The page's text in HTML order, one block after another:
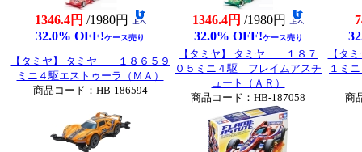
1346.4円 /1980円
32.0% OFF!ケース売り
1346.4円 /1980円
32.0% OFF!ケース売り
【タミヤ】 タミヤ １８６５９
ミニ４駆エストゥーラ（ＭＡ）
商品コード：HB-186594
【タミヤ】 タミヤ １８７
０５ミニ４駆 フレイムアスチ
ュート（ＡＲ）
商品コード：HB-187058
【タ
１ミ
商